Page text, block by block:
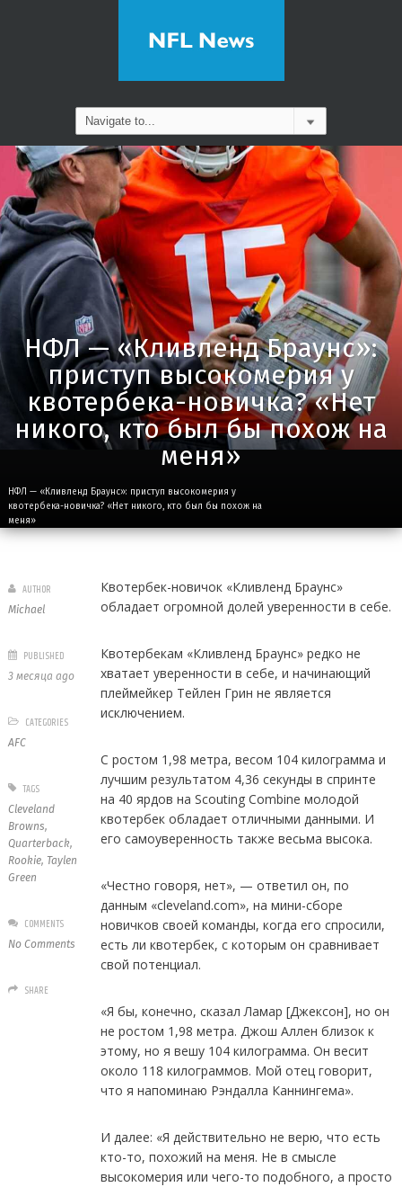
НФЛ — «Кливленд Браунс»:
приступ высокомерия у
квотербека-новичка? «Нет
никого, кто был бы похож на
меня»
НФЛ — «Кливленд Браунс»: приступ высокомерия у
квотербека-новичка? «Нет никого, кто был бы похож на
меня»
Квотербек-новичок «Кливленд Браунс»
обладает огромной долей уверенности в себе.
Квотербекам «Кливленд Браунс» редко не
хватает уверенности в себе, и начинающий
плеймейкер Тейлен Грин не является
исключением.
С ростом 1,98 метра, весом 104 килограмма и
лучшим результатом 4,36 секунды в спринте
на 40 ярдов на Scouting Combine молодой
квотербек обладает отличными данными. И
его самоуверенность также весьма высока.
«Честно говоря, нет», — ответил он, по
данным «cleveland.com», на мини-сборе
новичков своей команды, когда его спросили,
есть ли квотербек, с которым он сравнивает
свой потенциал.
«Я бы, конечно, сказал Ламар [Джексон], но он
не ростом 1,98 метра. Джош Аллен близок к
этому, но я вешу 104 килограмма. Он весит
около 118 килограммов. Мой отец говорит,
что я напоминаю Рэндалла Каннингема».
И далее: «Я действительно не верю, что есть
кто-то, похожий на меня. Не в смысле
высокомерия или чего-то подобного, а просто
AUTHOR
Michael
PUBLISHED
3 месяца ago
CATEGORIES
AFC
TAGS
Cleveland
Browns,
Quarterback,
Rookie, Taylen
Green
COMMENTS
No Comments
SHARE